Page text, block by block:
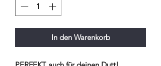
In den Warenkorb